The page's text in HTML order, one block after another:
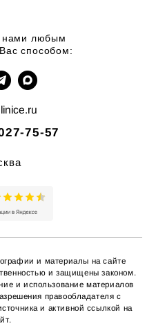
нами любым
способом:
75-57
и материалы на сайте
и защищены законом.
и использование материалов
правообладателя с
и активной ссылкой на